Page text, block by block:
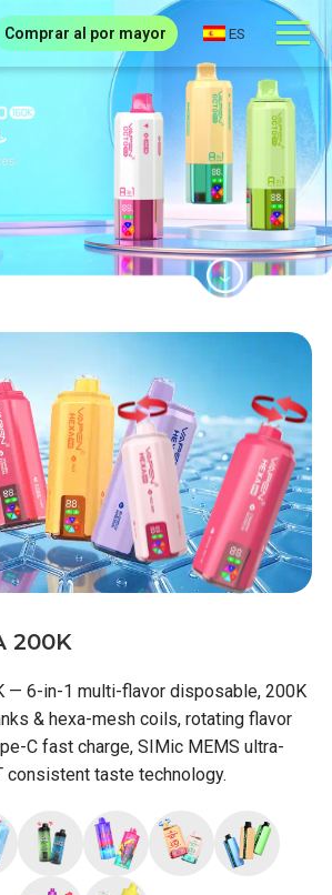
Comprar al por mayor ES
200K
— 6-in-1 multi-flavor disposable, 200K
& hexa-mesh coils, rotating flavor
C fast charge, SIMic MEMS ultra-
consistent taste technology.